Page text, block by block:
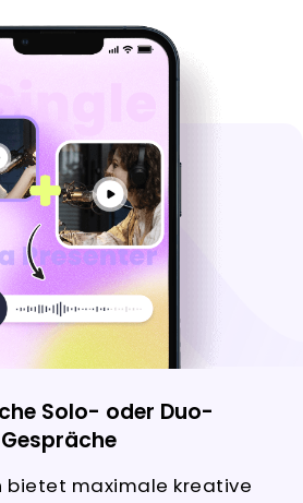
Solo- oder Duo-
Gespräche
bietet maximale kreative